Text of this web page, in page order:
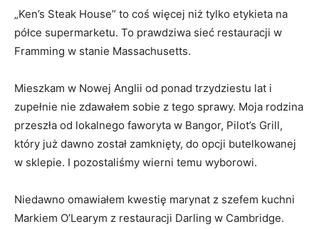
„Ken’s Steak House” to coś więcej niż tylko etykieta na
półce supermarketu. To prawdziwa sieć restauracji w
Framming w stanie Massachusetts.
Mieszkam w Nowej Anglii od ponad trzydziestu lat i
zupełnie nie zdawałem sobie z tego sprawy. Moja rodzina
przeszła od lokalnego faworyta w Bangor, Pilot’s Grill,
który już dawno został zamknięty, do opcji butelkowanej
w sklepie. I pozostaliśmy wierni temu wyborowi.
Niedawno omawiałem kwestię marynat z szefem kuchni
Markiem O’Learym z restauracji Darling w Cambridge.